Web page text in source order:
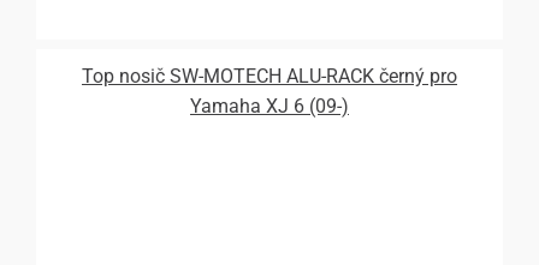
Top nosič SW-MOTECH ALU-RACK černý pro
Yamaha XJ 6 (09-)